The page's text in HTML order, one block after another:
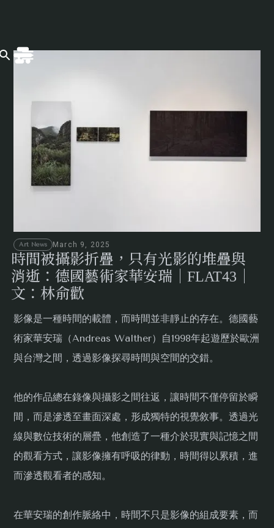
Art News March 9, 2025
時間被攝影折疊，只有光影的堆疊與
消逝：德國藝術家華安瑞｜FLAT43｜
文：林俞歡
影像是一種時間的載體，而時間並非靜止的存在。德國藝
術家華安瑞（Andreas Walther）自1998年起遊歷於歐洲
與台灣之間，透過影像探尋時間與空間的交錯。
他的作品總在錄像與攝影之間往返，讓時間不僅停留於瞬
間，而是滲透至畫面深處，形成獨特的視覺敘事。透過光
線與數位技術的層疊，他創造了一種介於現實與記憶之間
的觀看方式，讓影像擁有呼吸的律動，時間得以累積，進
而滲透觀看者的感知。
在華安瑞的創作脈絡中，時間不只是影像的組成要素，而